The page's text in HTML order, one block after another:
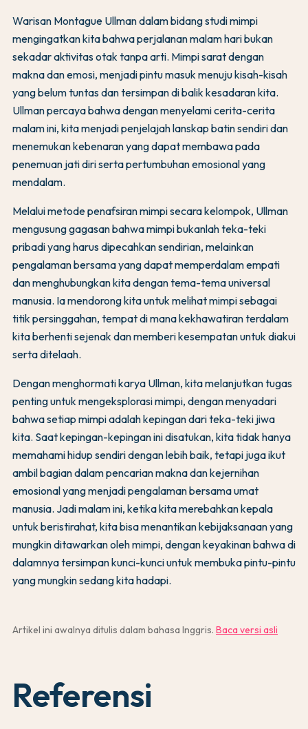
Warisan Montague Ullman dalam bidang studi mimpi
mengingatkan kita bahwa perjalanan malam hari bukan
sekadar aktivitas otak tanpa arti. Mimpi sarat dengan
makna dan emosi, menjadi pintu masuk menuju kisah-kisah
yang belum tuntas dan tersimpan di balik kesadaran kita.
Ullman percaya bahwa dengan menyelami cerita-cerita
malam ini, kita menjadi penjelajah lanskap batin sendiri dan
menemukan kebenaran yang dapat membawa pada
penemuan jati diri serta pertumbuhan emosional yang
mendalam.
Melalui metode penafsiran mimpi secara kelompok, Ullman
mengusung gagasan bahwa mimpi bukanlah teka-teki
pribadi yang harus dipecahkan sendirian, melainkan
pengalaman bersama yang dapat memperdalam empati
dan menghubungkan kita dengan tema-tema universal
manusia. Ia mendorong kita untuk melihat mimpi sebagai
titik persinggahan, tempat di mana kekhawatiran terdalam
kita berhenti sejenak dan memberi kesempatan untuk diakui
serta ditelaah.
Dengan menghormati karya Ullman, kita melanjutkan tugas
penting untuk mengeksplorasi mimpi, dengan menyadari
bahwa setiap mimpi adalah kepingan dari teka-teki jiwa
kita. Saat kepingan-kepingan ini disatukan, kita tidak hanya
memahami hidup sendiri dengan lebih baik, tetapi juga ikut
ambil bagian dalam pencarian makna dan kejernihan
emosional yang menjadi pengalaman bersama umat
manusia. Jadi malam ini, ketika kita merebahkan kepala
untuk beristirahat, kita bisa menantikan kebijaksanaan yang
mungkin ditawarkan oleh mimpi, dengan keyakinan bahwa di
dalamnya tersimpan kunci-kunci untuk membuka pintu-pintu
yang mungkin sedang kita hadapi.
Artikel ini awalnya ditulis dalam bahasa Inggris. Baca versi asli
Referensi